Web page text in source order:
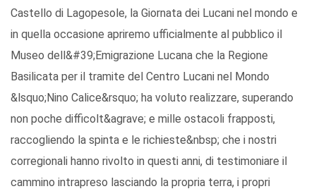
Castello di Lagopesole, la Giornata dei Lucani nel mondo e
in quella occasione apriremo ufficialmente al pubblico il
Museo dell&#39;Emigrazione Lucana che la Regione
Basilicata per il tramite del Centro Lucani nel Mondo
&lsquo;Nino Calice&rsquo; ha voluto realizzare, superando
non poche difficolt&agrave; e mille ostacoli frapposti,
raccogliendo la spinta e le richieste&nbsp; che i nostri
corregionali hanno rivolto in questi anni, di testimoniare il
cammino intrapreso lasciando la propria terra, i propri